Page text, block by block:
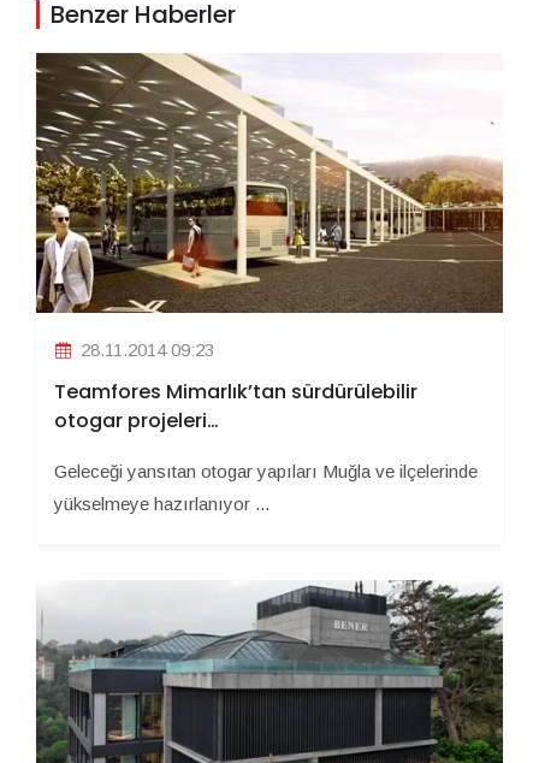
Benzer Haberler
28.11.2014 09:23
Teamfores Mimarlık’tan sürdürülebilir
otogar projeleri…
Geleceği yansıtan otogar yapıları Muğla ve ilçelerinde
yükselmeye hazırlanıyor ...